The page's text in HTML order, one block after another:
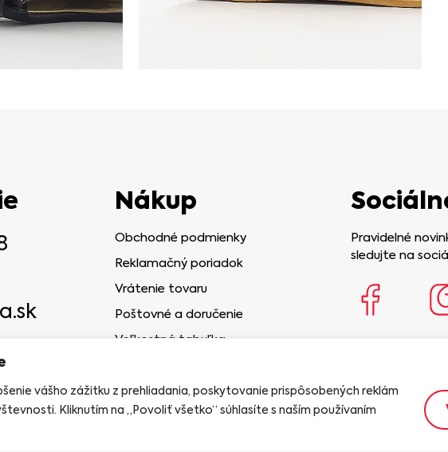
vášho zážitku z prehliadania, poskytovanie prispôsobených reklám
Kliknutím na „Povoliť všetko“ súhlasíte s naším používaním
Nákup
Obchodné podmienky
Reklamačný poriadok
Vrátenie tovaru
Poštovné a doručenie
Veľkostná tabuľka
Pravidelné
sledujte na